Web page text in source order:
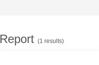
Report (1 results)